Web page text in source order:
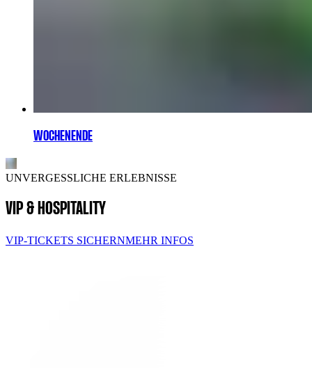
WOCHENENDE
UNVERGESSLICHE ERLEBNISSE
VIP & HOSPITALITY
VIP-TICKETS SICHERNMEHR INFOS